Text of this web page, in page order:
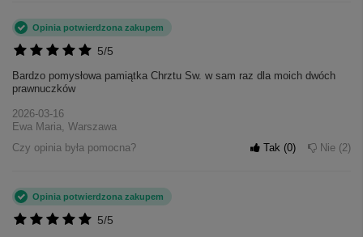
5/5
Opinia potwierdzona zakupem
Bardzo pomysłowa pamiątka Chrztu Sw. w sam raz dla moich dwóch
prawnuczków
2026-03-16
Ewa Maria, Warszawa
Czy opinia była pomocna?
Tak 0 Nie 2
5/5
Opinia potwierdzona zakupem